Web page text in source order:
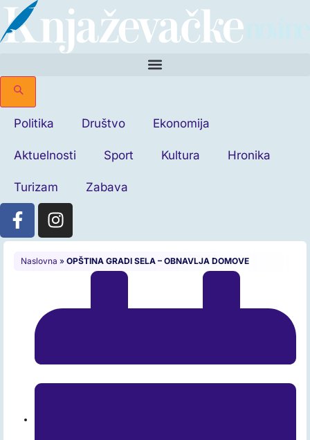
Politika Društvo Ekonomija
Aktuelnosti Sport Kultura Hronika
Turizam Zabava
Naslovna » OPŠTINA GRADI SELA – OBNAVLJA DOMOVE